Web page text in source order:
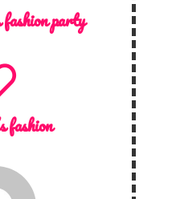
fashion party
fashion